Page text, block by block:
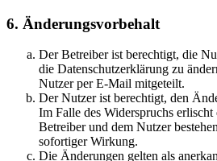
6. Änderungsvorbehalt
Der Betreiber ist berechtigt, die
die Datenschutzerklärung zu
Nutzer per E-Mail mitgeteilt.
Der Nutzer ist berechtigt, den
Im Falle des Widerspruchs erlischt
Betreiber und dem Nutzer
sofortiger Wirkung.
Die Änderungen gelten als